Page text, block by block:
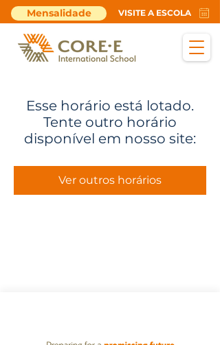
Mensalidade VISITE A ESCOLA
Esse horário está lotado.
Tente outro horário
disponível em nosso site:
Ver outros horários